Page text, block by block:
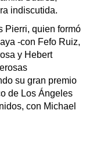
indiscutida.
Pierri, quien formó
-con Fefo Ruiz,
y Hebert
su gran premio
de Los Ángeles
con Michael